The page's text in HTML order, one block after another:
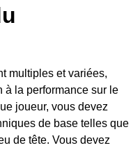
multiples et variées,
à la performance sur le
joueur, vous devez
de base telles que
de tête. Vous devez